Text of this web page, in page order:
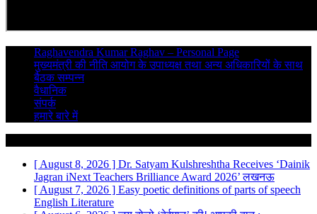
Raghavendra Kumar Raghav – Personal Page
मुख्यमंत्री की नीति आयोग के उपाध्यक्ष तथा अन्य अधिकारियों के साथ
बैठक सम्पन्न
वैधानिक
संपर्क
हमारे बारे में
[ August 8, 2026 ] Dr. Satyam Kulshreshtha Receives ‘Dainik
Jagran iNext Teachers Brilliance Award 2026’लखनऊ
[ August 7, 2026 ] Easy poetic definitions of parts of speech
English Literature